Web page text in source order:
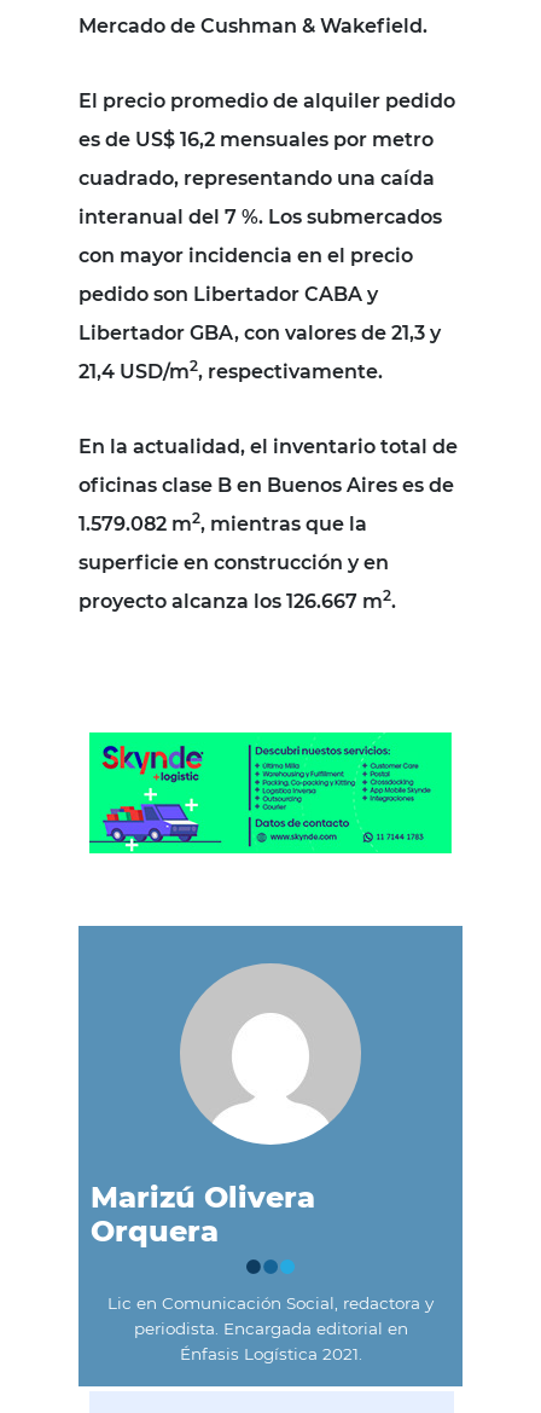
Mercado de Cushman & Wakefield.
El precio promedio de alquiler pedido
es de US$ 16,2 mensuales por metro
cuadrado, representando una caída
interanual del 7 %. Los submercados
con mayor incidencia en el precio
pedido son Libertador CABA y
Libertador GBA, con valores de 21,3 y
21,4 USD/m2, respectivamente.
En la actualidad, el inventario total de
oficinas clase B en Buenos Aires es de
1.579.082 m2, mientras que la
superficie en construcción y en
proyecto alcanza los 126.667 m2.
Marizú Olivera
Orquera
Lic en Comunicación Social, redactora y
periodista. Encargada editorial en
Énfasis Logística 2021.